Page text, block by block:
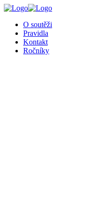
O soutěži
Pravidla
Kontakt
Ročníky